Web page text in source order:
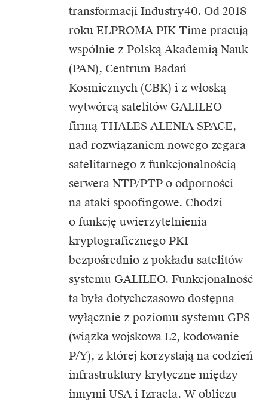
transformacji Industry40. Od 2018
roku ELPROMA PIK Time pracują
wspólnie z Polską Akademią Nauk
(PAN), Centrum Badań
Kosmicznych (CBK) i z włoską
wytwórcą satelitów GALILEO –
firmą THALES ALENIA SPACE,
nad rozwiązaniem nowego zegara
satelitarnego z funkcjonalnością
serwera NTP/PTP o odporności
na ataki spoofingowe. Chodzi
o funkcję uwierzytelnienia
kryptograficznego PKI
bezpośrednio z pokładu satelitów
systemu GALILEO. Funkcjonalność
ta była dotychczasowo dostępna
wyłącznie z poziomu systemu GPS
(wiązka wojskowa L2, kodowanie
P/Y), z której korzystają na codzień
infrastruktury krytyczne między
innymi USA i Izraela. W obliczu